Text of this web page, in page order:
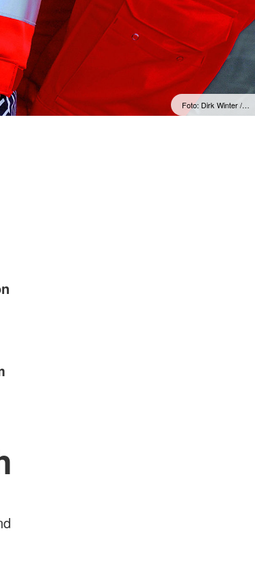
Foto: Dirk Winter /…